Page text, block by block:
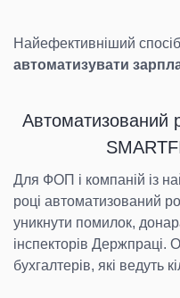
Найефективніший
автоматизувати
Автоматизований
Для ФОП і компаній із
році автоматизований
уникнути помилок,
інспекторів Держпраці.
бухгалтерів, які ведуть